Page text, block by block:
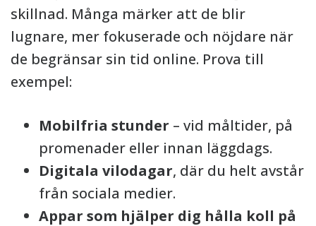
skillnad. Många märker att de blir
lugnare, mer fokuserade och nöjdare när
de begränsar sin tid online. Prova till
exempel:
Mobilfria stunder – vid måltider, på
promenader eller innan läggdags.
Digitala vilodagar, där du helt avstår
från sociala medier.
Appar som hjälper dig hålla koll på